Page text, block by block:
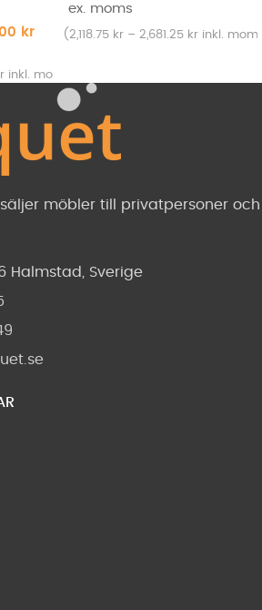
kr
inkl. moms)
(2,118.75 kr – 2,681.25 kr inkl.
möbler till privatpersoner och
Halmstad, Sverige